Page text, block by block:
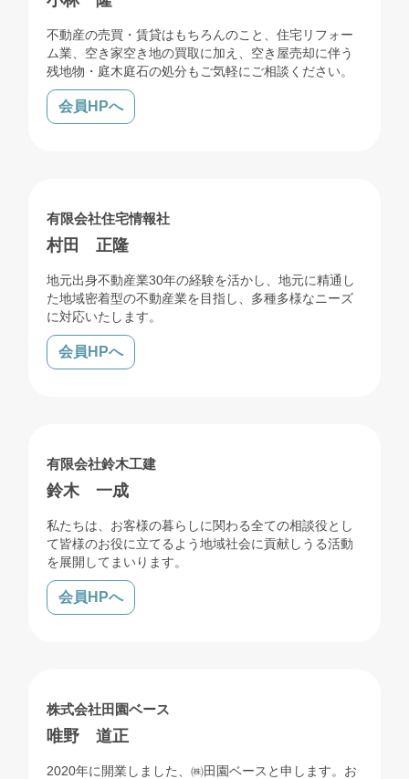
不動産の売買・賃貸はもちろんのこと、住宅リフォー
ム業、空き家空き地の買取に加え、空き屋売却に伴う
残地物・庭木庭石の処分もご気軽にご相談ください。
会員HPへ
売買 賃貸 管理 リフォーム
有限会社住宅情報社
村田 正隆
地元出身不動産業30年の経験を活かし、地元に精通し
た地域密着型の不動産業を目指し、多種多様なニーズ
に対応いたします。
会員HPへ
売買 リフォーム
有限会社鈴木工建
鈴木 一成
私たちは、お客様の暮らしに関わる全ての相談役とし
て皆様のお役に立てるよう地域社会に貢献しうる活動
を展開してまいります。
会員HPへ
売買
株式会社田園ベース
唯野 道正
2020年に開業しました、㈱田園ベースと申します。お